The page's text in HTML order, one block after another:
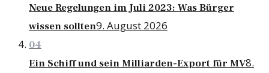
Neue Regelungen im Juli 2023: Was Bürger
wissen sollten9. August 2026
04
Ein Schiff und sein Milliarden-Export für MV8.